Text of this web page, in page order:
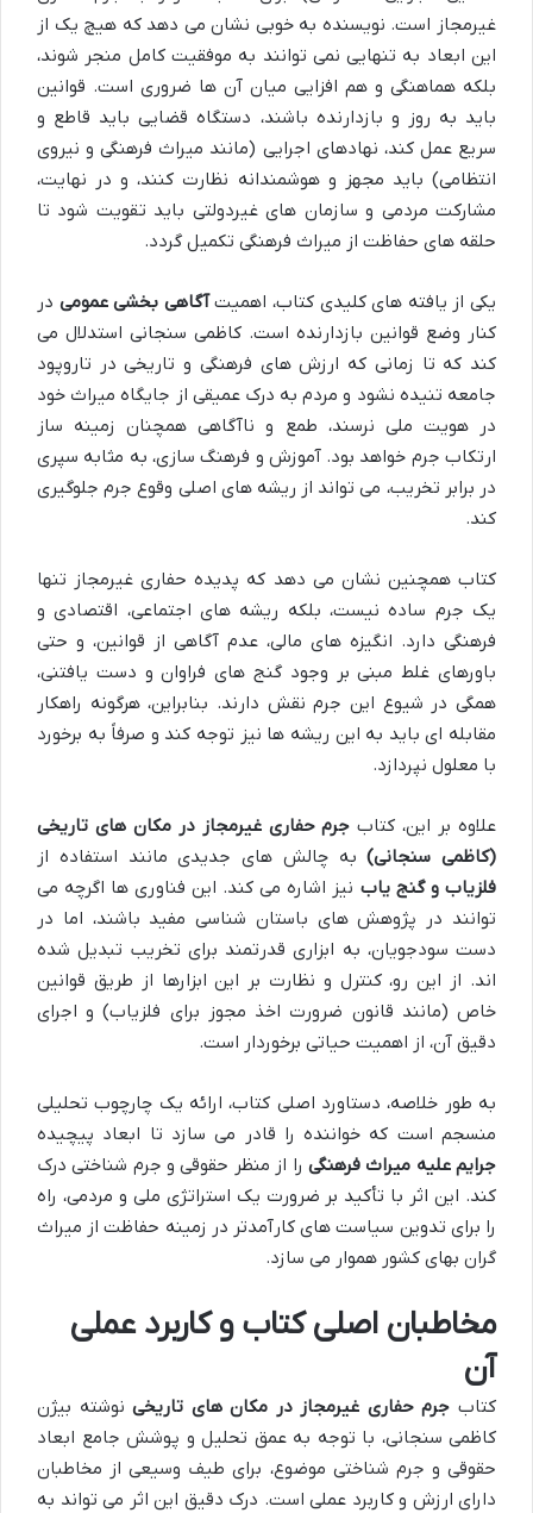
غیرمجاز است. نویسنده به خوبی نشان می دهد که هیچ یک از
این ابعاد به تنهایی نمی توانند به موفقیت کامل منجر شوند،
بلکه هماهنگی و هم افزایی میان آن ها ضروری است. قوانین
باید به روز و بازدارنده باشند، دستگاه قضایی باید قاطع و
سریع عمل کند، نهادهای اجرایی (مانند میراث فرهنگی و نیروی
انتظامی) باید مجهز و هوشمندانه نظارت کنند، و در نهایت،
مشارکت مردمی و سازمان های غیردولتی باید تقویت شود تا
حلقه های حفاظت از میراث فرهنگی تکمیل گردد.
یکی از یافته های کلیدی کتاب، اهمیتآگاهی بخشی عمومی در
کنار وضع قوانین بازدارنده است. کاظمی سنجانی استدلال می
کند که تا زمانی که ارزش های فرهنگی و تاریخی در تاروپود
جامعه تنیده نشود و مردم به درک عمیقی از جایگاه میراث خود
در هویت ملی نرسند، طمع و ناآگاهی همچنان زمینه ساز
ارتکاب جرم خواهد بود. آموزش و فرهنگ سازی، به مثابه سپری
در برابر تخریب، می تواند از ریشه های اصلی وقوع جرم جلوگیری
کند.
کتاب همچنین نشان می دهد که پدیده حفاری غیرمجاز تنها
یک جرم ساده نیست، بلکه ریشه های اجتماعی، اقتصادی و
فرهنگی دارد. انگیزه های مالی، عدم آگاهی از قوانین، و حتی
باورهای غلط مبنی بر وجود گنج های فراوان و دست یافتنی،
همگی در شیوع این جرم نقش دارند. بنابراین، هرگونه راهکار
مقابله ای باید به این ریشه ها نیز توجه کند و صرفاً به برخورد
با معلول نپردازد.
علاوه بر این، کتاب جرم حفاری غیرمجاز در مکان های تاریخی
(کاظمی سنجانی)به چالش های جدیدی مانند استفاده از
فلزیاب و گنج یاب نیز اشاره می کند. این فناوری ها اگرچه می
توانند در پژوهش های باستان شناسی مفید باشند، اما در
دست سودجویان، به ابزاری قدرتمند برای تخریب تبدیل شده
اند. از این رو، کنترل و نظارت بر این ابزارها از طریق قوانین
خاص (مانند قانون ضرورت اخذ مجوز برای فلزیاب) و اجرای
دقیق آن، از اهمیت حیاتی برخوردار است.
به طور خلاصه، دستاورد اصلی کتاب، ارائه یک چارچوب تحلیلی
منسجم است که خواننده را قادر می سازد تا ابعاد پیچیده
جرایم علیه میراث فرهنگی را از منظر حقوقی و جرم شناختی درک
کند. این اثر با تأکید بر ضرورت یک استراتژی ملی و مردمی، راه
را برای تدوین سیاست های کارآمدتر در زمینه حفاظت از میراث
گران بهای کشور هموار می سازد.
مخاطبان اصلی کتاب و کاربرد عملی
آن
کتاب جرم حفاری غیرمجاز در مکان های تاریخینوشته بیژن
کاظمی سنجانی، با توجه به عمق تحلیل و پوشش جامع ابعاد
حقوقی و جرم شناختی موضوع، برای طیف وسیعی از مخاطبان
دارای ارزش و کاربرد عملی است. درک دقیق این اثر می تواند به